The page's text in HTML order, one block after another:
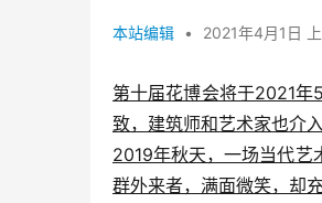
本站编辑 • 2021年4月1日
第十届花博会将于2021年
致，建筑师和艺术家也介
2019年秋天，一场当代艺
群外来者，满面微笑，却